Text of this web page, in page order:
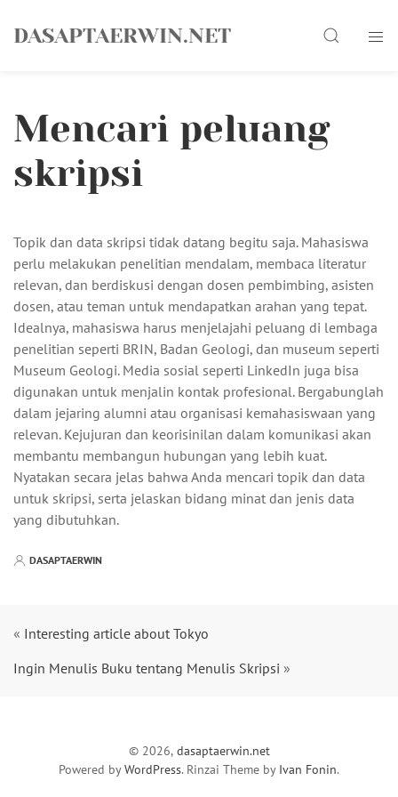
DASAPTAERWIN.NET Search
Mencari peluang
skripsi
Topik dan data skripsi tidak datang begitu saja. Mahasiswa
perlu melakukan penelitian mendalam, membaca literatur
relevan, dan berdiskusi dengan dosen pembimbing, asisten
dosen, atau teman untuk mendapatkan arahan yang tepat.
Idealnya, mahasiswa harus menjelajahi peluang di lembaga
penelitian seperti BRIN, Badan Geologi, dan museum seperti
Museum Geologi. Media sosial seperti LinkedIn juga bisa
digunakan untuk menjalin kontak profesional. Bergabunglah
dalam jejaring alumni atau organisasi kemahasiswaan yang
relevan. Kejujuran dan keorisinilan dalam komunikasi akan
membantu membangun hubungan yang lebih kuat.
Nyatakan secara jelas bahwa Anda mencari topik dan data
untuk skripsi, serta jelaskan bidang minat dan jenis data
yang dibutuhkan.
DASAPTAERWIN
« Interesting article about Tokyo
Ingin Menulis Buku tentang Menulis Skripsi »
© 2026, dasaptaerwin.net
Powered byWordPress. Rinzai Theme by Ivan Fonin.